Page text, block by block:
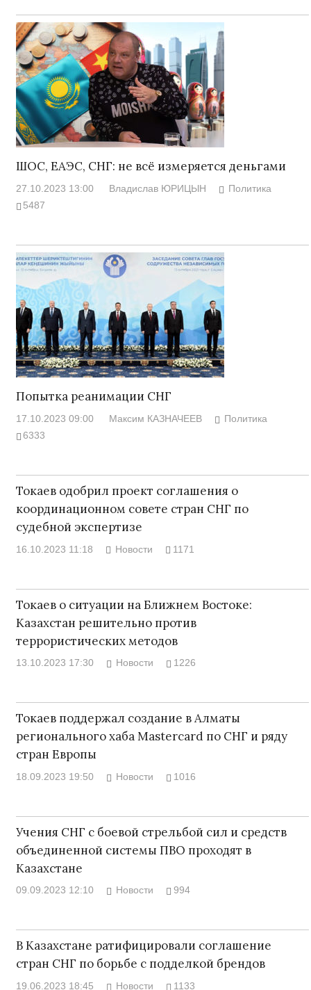
ШОС, ЕАЭС, СНГ: не всё измеряется деньгами
27.10.2023 13:00 Владислав ЮРИЦЫН
Политика
5487
Попытка реанимации СНГ
17.10.2023 09:00 Максим КАЗНАЧЕЕВ
Политика
6333
Токаев одобрил проект соглашения о
координационном совете стран СНГ по
судебной экспертизе
16.10.2023 11:18 Новости 1171
Токаев о ситуации на Ближнем Востоке:
Казахстан решительно против
террористических методов
13.10.2023 17:30 Новости 1226
Токаев поддержал создание в Алматы
регионального хаба Mastercard по СНГ и ряду
стран Европы
18.09.2023 19:50 Новости 1016
Учения СНГ с боевой стрельбой сил и средств
объединенной системы ПВО проходят в
Казахстане
09.09.2023 12:10 Новости 994
В Казахстане ратифицировали соглашение
стран СНГ по борьбе с подделкой брендов
19.06.2023 18:45 Новости 1133